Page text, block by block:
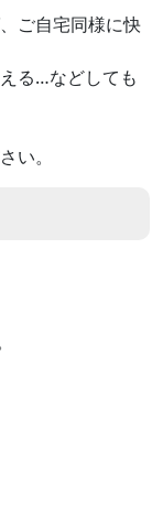
ご自宅同様に快
る…などしても
い。